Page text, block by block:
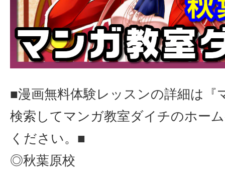
■漫画無料体験レッスンの詳細は『
検索してマンガ教室ダイチのホー
ください。■
◎秋葉原校